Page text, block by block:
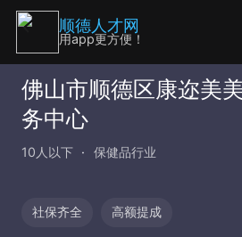
佛山市顺德区康迩美
务中心
10人以下 保健品行业
社保齐全 高额提成
顺德人才网
用app更方便！